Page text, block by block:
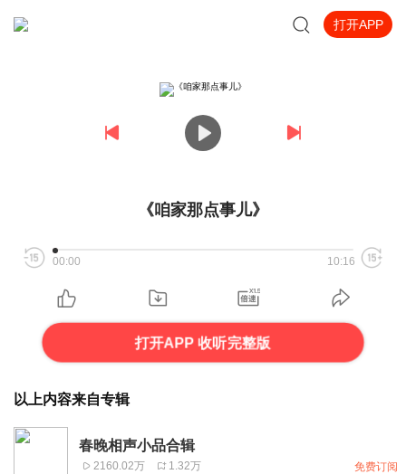
打开APP
《咱家那点事儿》
00:00 10:16
打开APP 收听完整版
以上内容来自专辑
春晚相声小品合辑
2160.02万 1.32万 免费订阅